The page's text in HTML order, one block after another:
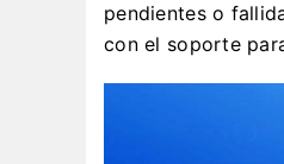
pendientes o
con el soporte